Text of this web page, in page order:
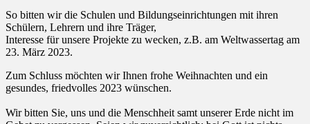
So bitten wir die Schulen und Bildungseinrichtungen mit ihren
Schülern, Lehrern und ihre Träger,
Interesse für unsere Projekte zu wecken, z.B. am Weltwassertag am
23. März 2023.
Zum Schluss möchten wir Ihnen frohe Weihnachten und ein
gesundes, friedvolles 2023 wünschen.
Wir bitten Sie, uns und die Menschheit samt unserer Erde nicht im